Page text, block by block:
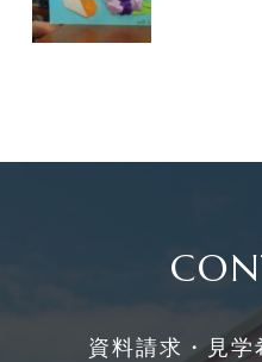
資料請求・見学